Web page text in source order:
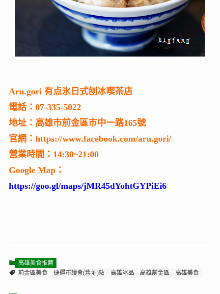
Aru.gori 有点氷日式刨冰喫茶店
電話：07-335-5022
地址：高雄市前金區市中一路165號
官網：https://www.facebook.com/aru.gori/
營業時間：14:30~21:00
Google Map：
https://goo.gl/maps/jMR45dYohtGYPiEi6
高雄美食推薦
前金區美食
捷運市議會(舊址)站 高雄冰品 高雄前金區 高雄美食